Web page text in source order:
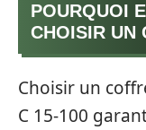
POURQUOI
CHOISIR UN
Choisir un
C 15-100